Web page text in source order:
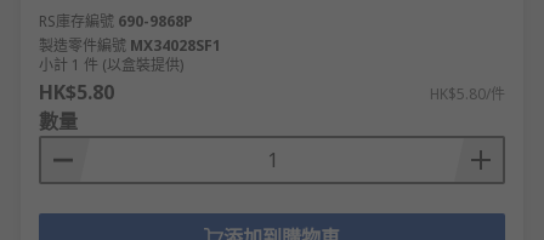
RS庫存編號 690-9868P
製造零件編號 MX34028SF1
小計 1 件 (以盒裝提供)
HK$5.80 HK$5.80/件
數量